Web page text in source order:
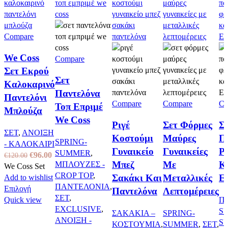
Compare
We Coss
Σετ Εκρού
Καλοκαρινό
Παντελόνι
Μπλούζα
ΣΕΤ, ΑΝΟΙΞΗ
- ΚΑΛΟΚΑΙΡΙ
€120.00 Original
price
was:
€120.00.
€96.00Η
τρέχουσα
τιμή
είναι:
€96.00.
We Coss Set
Add to wishlist
ΕπιλογήΑυτό
το
Quick view
Compare
Σετ
Παντελόνα
Τοπ Επριμέ
We Coss
SPRING-
SUMMER,
ΜΠΛΟΥΖΕΣ -
CROP TOP,
ΠΑΝΤΕΛΟΝΙΑ,
ΣΕΤ,
EXCLUSIVE,
ΑΝΟΙΞΗ -
Compare
Ριγέ
Κοστούμι
Γυναικείο
Μπεζ
Σακάκι Και
Παντελόνα
ΣΑΚΑΚΙΑ –
ΚΟΣΤΟΥΜΙΑ,
Compare
Σετ Φόρμες
Μαύρες
Γυναικείες
Με
Μεταλλικές
Λεπτομέρειες
SPRING-
SUMMER, ΣΕΤ,